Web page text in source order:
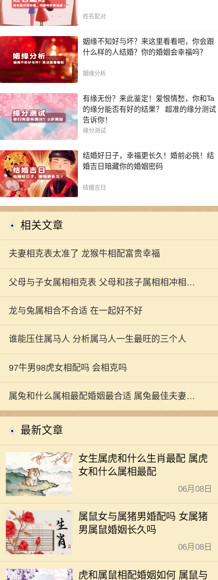
姓名配对
姻缘不知好与坏？来这里看看吧，你会跟
什么样的人结婚？你的婚姻会幸福吗？
姻缘分析
有缘无份？来此鉴定！爱恨情愁，你和Ta
的缘分能否有好的结果？ 超准的缘分测试
告诉你！
缘分测试
结婚好日子，幸福更长久！婚前必挑！结
婚吉日暗藏你的婚姻密码
结婚吉日
相关文章
夫妻相克表太准了 龙猴牛相配富贵幸福
父母与子女属相相克表 父母和孩子属相相冲相克
关系大全
龙与兔属相合不合适 在一起好不好
谁能压住属马人 分析属马人一生最旺的三个人
97牛男98虎女相配吗 会相克吗
属兔和什么属相最配婚姻最合适 属兔最佳夫妻属
相婚配大全
最新文章
女生属虎和什么生肖最配 属虎
女和什么属相最配
06月08日
属鼠女与属猪男婚配吗 女属猪
男属鼠婚姻长久吗
06月08日
虎和属鼠相配婚姻如何 属鼠与